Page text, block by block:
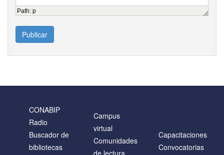
Path: p
Publicar
CONABIP
Radio
Buscador de
bibliotecas
Campus
virtual
Comunidades
Capacitaciones
Convocatorias